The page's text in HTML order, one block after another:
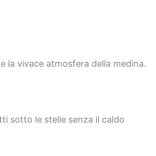
la vivace atmosfera della medina.
sotto le stelle senza il caldo